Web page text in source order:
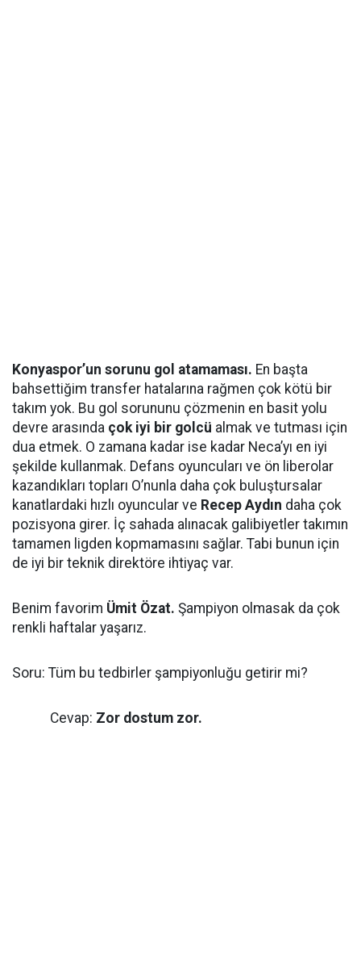
Konyaspor’un sorunu gol atamaması. En başta
bahsettiğim transfer hatalarına rağmen çok kötü bir
takım yok. Bu gol sorununu çözmenin en basit yolu
devre arasında çok iyi bir golcü almak ve tutması için
dua etmek. O zamana kadar ise kadar Neca’yı en iyi
şekilde kullanmak. Defans oyuncuları ve ön liberolar
kazandıkları topları O’nunla daha çok buluştursalar
kanatlardaki hızlı oyuncular ve Recep Aydın daha çok
pozisyona girer. İç sahada alınacak galibiyetler takımın
tamamen ligden kopmamasını sağlar. Tabi bunun için
de iyi bir teknik direktöre ihtiyaç var.
Benim favorim Ümit Özat. Şampiyon olmasak da çok
renkli haftalar yaşarız.
Soru: Tüm bu tedbirler şampiyonluğu getirir mi?
Cevap: Zor dostum zor.